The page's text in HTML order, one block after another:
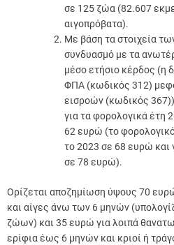
σε 125 ζώα (82.607
αιγοπρόβατα).
Με βάση τα στοιχεία
συνδυασμό με τα
μέσο ετήσιο κέρδος (η
ΦΠΑ (κωδικός 312)
εισροών (κωδικός
για τα φορολογικά έτη
62 ευρώ (το
το 2023 σε 68 ευρώ και
σε 78 ευρώ).
Ορίζεται αποζημίωση ύψους 70
και αίγες άνω των 6 μηνών
ζώων) και 35 ευρώ για λοιπά
ερίφια έως 6 μηνών και κριοί ή